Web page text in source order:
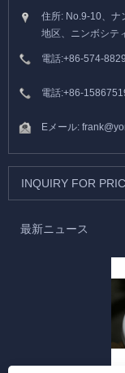
住所: No.9-10、ナ
地区、ニンボシテ
電話:+86-574-
電話:+86-
Eメール:
INQUIRY FOR
最新ニュース